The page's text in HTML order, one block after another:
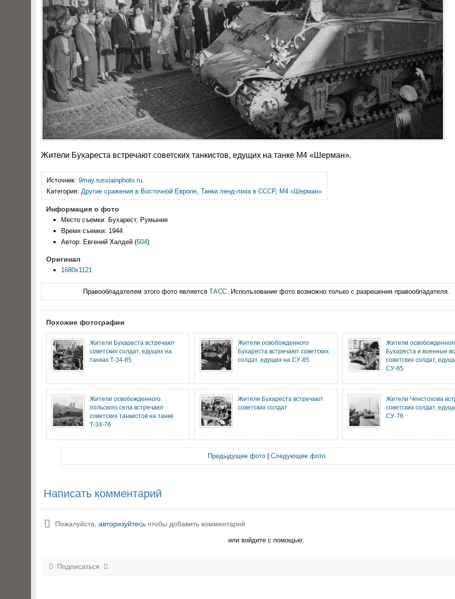
Жители Бухареста встречают советских танкистов, едущих на танке М4 «Шерман».
Источник: 9may.russiainphoto.ru.
Категория: Другие сражения в Восточной Европе, Танки ленд-лиза в СССР, M4 «Шерман»
Информация о фото
Место съемки: Бухарест, Румыния
Время съемки: 1944
Автор: Евгений Халдей (604)
Оригинал
1680x1121
Правообладателем этого фото является ТАСС. Использование фото возможно только с разрешения правообладателя.
Похожие фотографии
Жители Бухареста встречают
советских солдат, едущих на
танках Т-34-85
Жители освобожденного
Бухареста встречают советских
солдат, едущих на СУ-85
Жители
Бухареста и военные
советских солдат,
СУ-85
Жители освобожденного
польского села встречают
советских танкистов на танке
Т-34-76
Жители Бухареста встречают
советских солдат
Жители Ченстохова
советских солдат,
СУ-76
Предыдущее фото| Следующее фото
Написать комментарий
Пожалуйста, авторизуйтесь чтобы добавить комментарий.
или войдите с помощью:
Подписаться